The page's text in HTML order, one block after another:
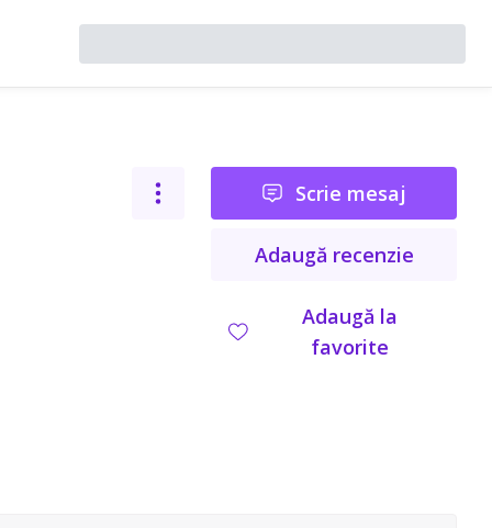
Scrie mesaj
Adaugă recenzie
Adaugă la
favorite